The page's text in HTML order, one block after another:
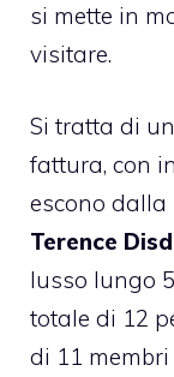
si mette in
visitare.
Si tratta di
fattura, con
escono
Terence
lusso lungo
totale di 12
di 11